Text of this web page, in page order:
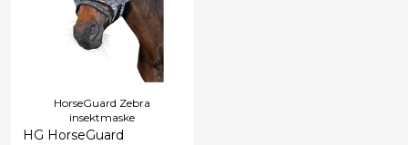
HorseGuard Zebra
insektmaske
HG HorseGuard